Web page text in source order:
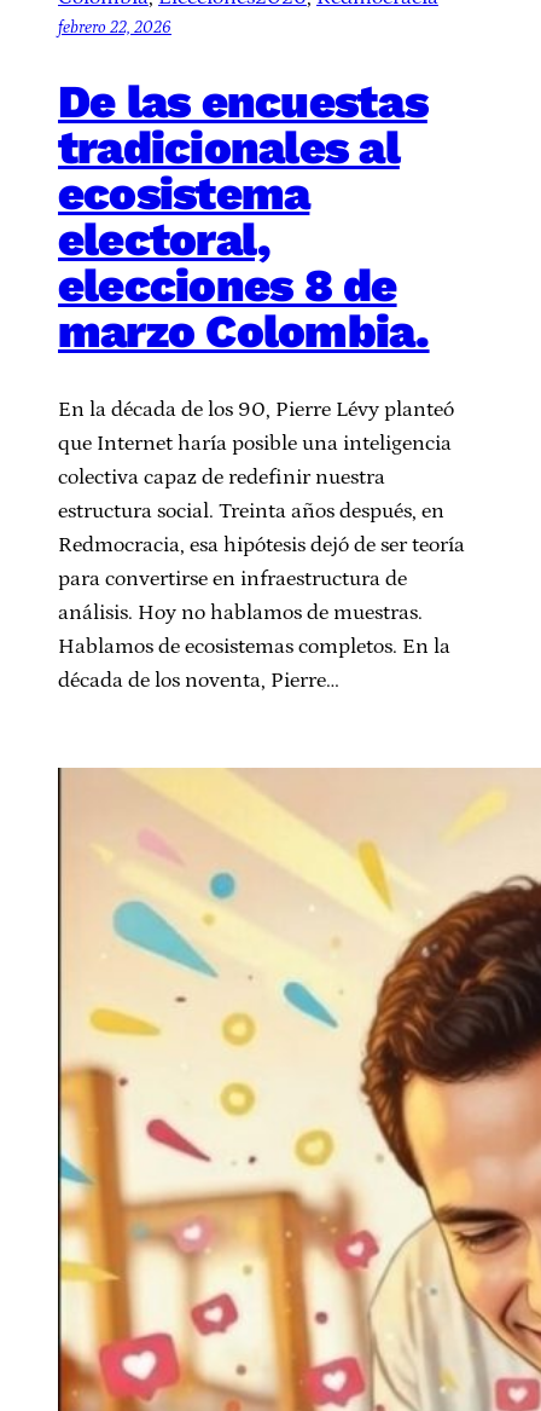
febrero 22, 2026
De las encuestas
tradicionales al
ecosistema
electoral,
elecciones 8 de
marzo Colombia.
En la década de los 90, Pierre Lévy planteó
que Internet haría posible una inteligencia
colectiva capaz de redefinir nuestra
estructura social. Treinta años después, en
Redmocracia, esa hipótesis dejó de ser teoría
para convertirse en infraestructura de
análisis. Hoy no hablamos de muestras.
Hablamos de ecosistemas completos. En la
década de los noventa, Pierre…